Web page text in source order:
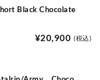
Black Chocolate
¥20,900 (税込)